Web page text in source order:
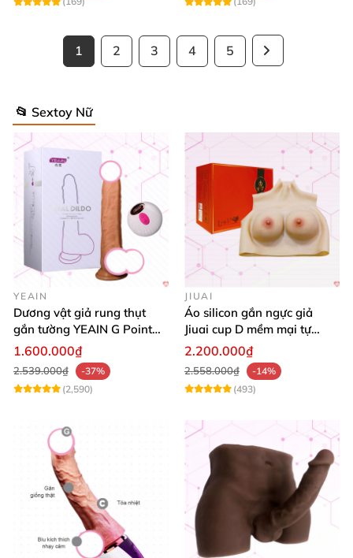
1 2 3 4 5
📂 Sextoy Nữ
YEAIN
Dương vật giả rung thụt
gắn tường YEAIN G Point
tỏa nhiệt điều khiển từ xa
1.600.000₫
2.539.000₫
-37%
(2,590)
JIUAI
Áo silicon gắn ngực giả
Jiuai cup D mềm mại tự
nhiên đẹp
2.200.000₫
2.558.000₫
-14%
(493)